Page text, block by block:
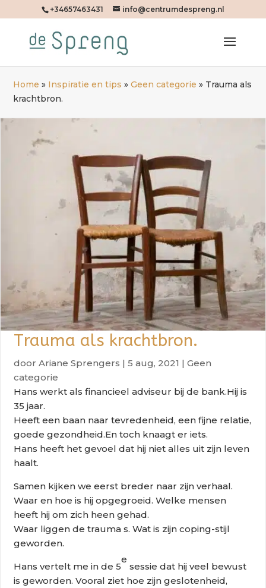
+34657463431 info@centrumdespreng.nl
Home » Inspiratie en tips »Geen categorie » Trauma als
krachtbron.
Trauma als krachtbron.
doorAriane Sprengers |5 aug, 2021 |Geen
categorie
Hans werkt als financieel adviseur bij de bank.Hij is
35 jaar.
Heeft een baan naar tevredenheid, een fijne relatie,
goede gezondheid.En toch knaagt er iets.
Hans heeft het gevoel dat hij niet alles uit zijn leven
haalt.
Samen kijken we eerst breder naar zijn verhaal.
Waar en hoe is hij opgegroeid. Welke mensen
heeft hij om zich heen gehad.
Waar liggen de trauma s. Wat is zijn coping-stijl
geworden.
Hans vertelt me in de 5
e
sessie dat hij veel bewust
is geworden. Vooral ziet hoe zijn geslotenheid,